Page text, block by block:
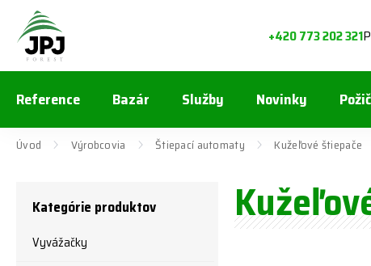
+420 773 202 321
Reference Bazár Služby Novinky
Úvod Výrobcovia Štiepací automaty Kužeľové štiepače
Kategórie produktov
Vyvážačky